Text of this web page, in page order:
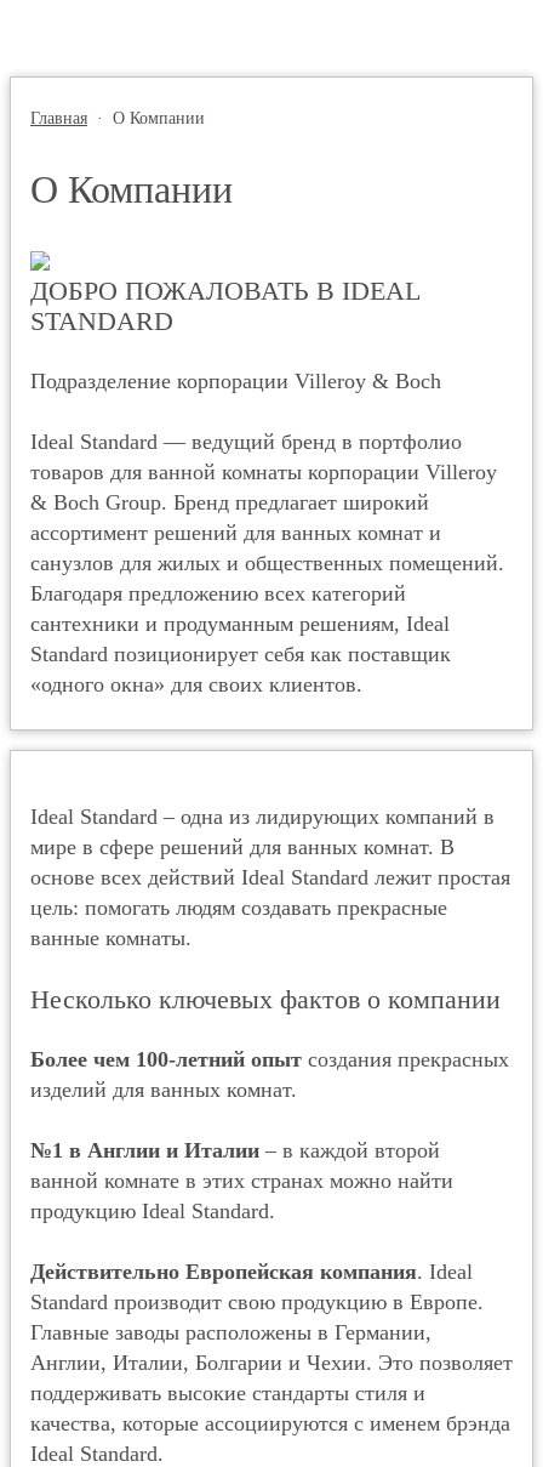
Главная · О Компании
О Компании
ДОБРО ПОЖАЛОВАТЬ В IDEAL
STANDARD
Подразделение корпорации Villeroy & Boch
Ideal Standard — ведущий бренд в портфолио
товаров для ванной комнаты корпорации Villeroy
& Boch Group. Бренд предлагает широкий
ассортимент решений для ванных комнат и
санузлов для жилых и общественных помещений.
Благодаря предложению всех категорий
сантехники и продуманным решениям, Ideal
Standard позиционирует себя как поставщик
«одного окна» для своих клиентов.
Ideal Standard – одна из лидирующих компаний в
мире в сфере решений для ванных комнат. В
основе всех действий Ideal Standard лежит простая
цель: помогать людям создавать прекрасные
ванные комнаты.
Несколько ключевых фактов о компании
Более чем 100-летний опыт создания прекрасных
изделий для ванных комнат.
№1 в Англии и Италии – в каждой второй
ванной комнате в этих странах можно найти
продукцию Ideal Standard.
Действительно Европейская компания. Ideal
Standard производит свою продукцию в Европе.
Главные заводы расположены в Германии,
Англии, Италии, Болгарии и Чехии. Это позволяет
поддерживать высокие стандарты стиля и
качества, которые ассоциируются с именем брэнда
Ideal Standard.